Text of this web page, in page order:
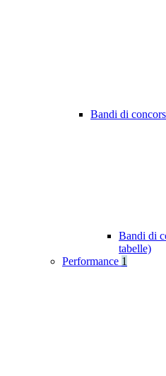
Bandi di
Bandi di
tabelle)
Performance 1